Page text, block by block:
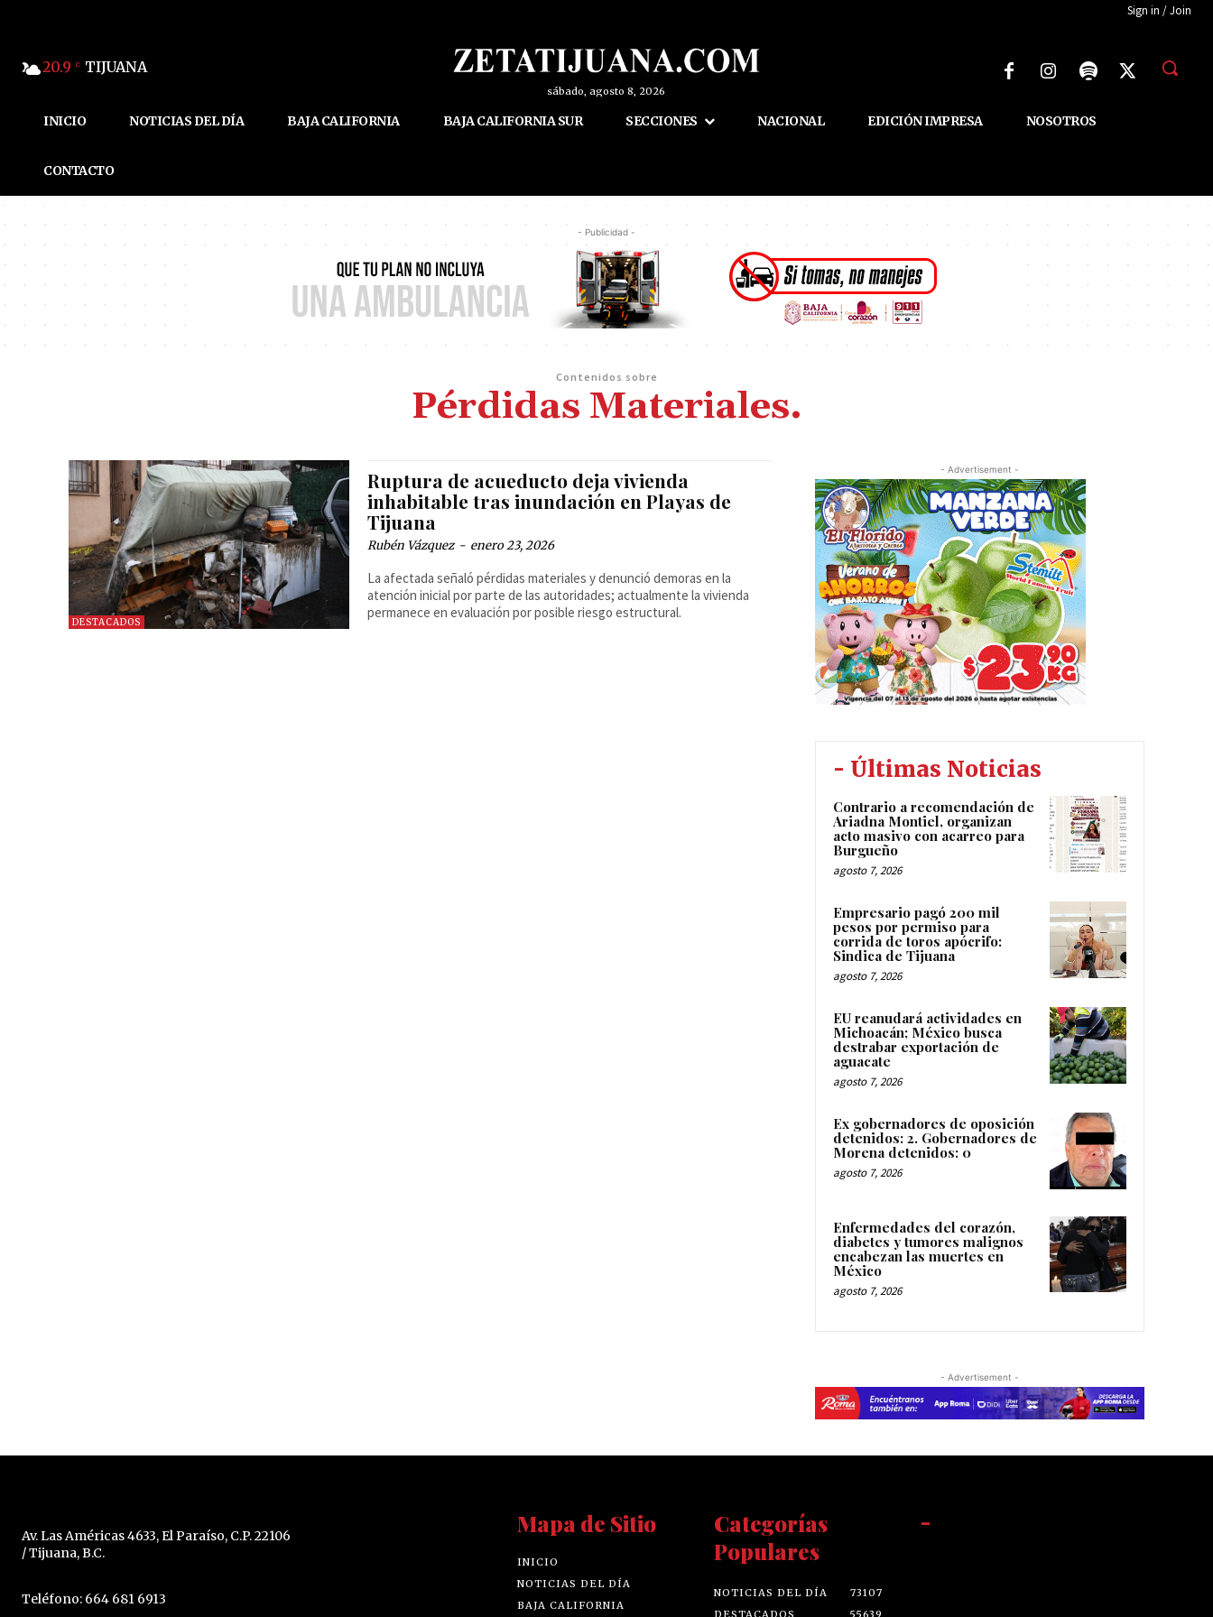
Sign in / Join
20.9 C TIJUANA
sábado, agosto 8, 2026
INICIO NOTICIAS DEL DÍA BAJA CALIFORNIA BAJA CALIFORNIA SUR SECCIONES NACIONAL EDICIÓN IMPRESA NOSOTROS
CONTACTO
- Publicidad -
Contenidos sobre
Pérdidas Materiales.
DESTACADOS
Ruptura de acueducto deja vivienda
inhabitable tras inundación en Playas de
Tijuana
Rubén Vázquez - enero 23, 2026
La afectada señaló pérdidas materiales y denunció demoras en la
atención inicial por parte de las autoridades; actualmente la vivienda
permanece en evaluación por posible riesgo estructural.
- Advertisement -
- Últimas Noticias
Contrario a recomendación de
Ariadna Montiel, organizan
acto masivo con acarreo para
Burgueño
agosto 7, 2026
Empresario pagó 200 mil
pesos por permiso para
corrida de toros apócrifo:
Sindica de Tijuana
agosto 7, 2026
EU reanudará actividades en
Michoacán; México busca
destrabar exportación de
aguacate
agosto 7, 2026
Ex gobernadores de oposición
detenidos: 2. Gobernadores de
Morena detenidos: 0
agosto 7, 2026
Enfermedades del corazón,
diabetes y tumores malignos
encabezan las muertes en
México
agosto 7, 2026
- Advertisement -
Av. Las Américas 4633, El Paraíso, C.P. 22106
/ Tijuana, B.C.
Teléfono: 664 681 6913
Mapa de Sitio
INICIO
NOTICIAS DEL DÍA
BAJA CALIFORNIA
Categorías
Populares
NOTICIAS DEL DÍA
73107
-